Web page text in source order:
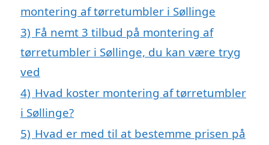
montering af tørretumbler i Søllinge
3) Få nemt 3 tilbud på montering af
tørretumbler i Søllinge, du kan være tryg
ved
4) Hvad koster montering af tørretumbler
i Søllinge?
5) Hvad er med til at bestemme prisen på